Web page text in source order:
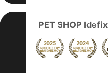
PET SHOP Idefix